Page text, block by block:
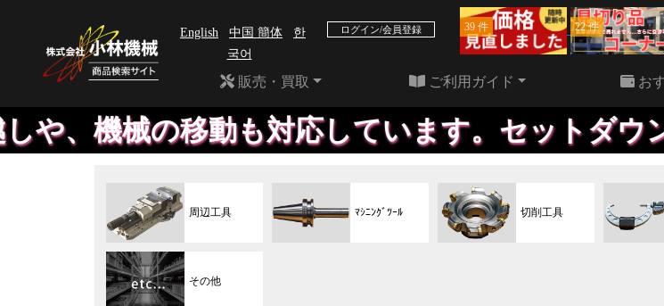
English 中国 簡体
한
국어
ログイン/会員登録 39 件 22 件
販売・買取 ご利用ガイド お
動も対応しています。セットダウン、アップも
周辺工具 ﾏｼﾆﾝｸﾞﾂｰﾙ 切削工具
その他